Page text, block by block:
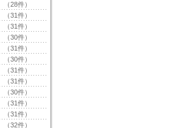
（28件）
（31件）
（31件）
（30件）
（31件）
（30件）
（31件）
（31件）
（30件）
（31件）
（31件）
（32件）